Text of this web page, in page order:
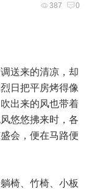
387 0
送来的清凉，却
日把平房烤得像
出来的风也带着
悠悠拂来时，各
会，便在马路便
椅、竹椅、小板